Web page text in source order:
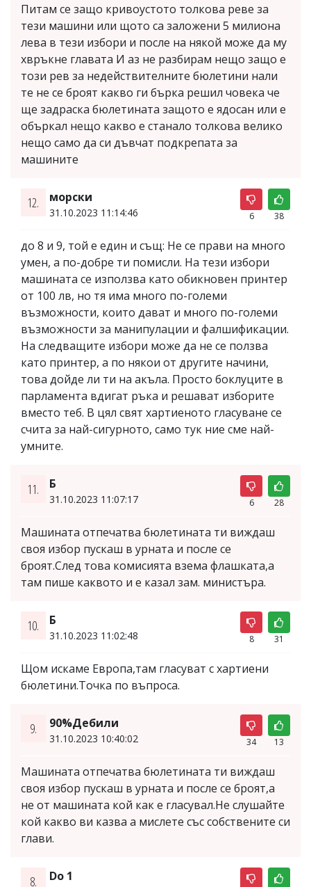
Питам се защо кривоустото толкова реве за
тези машини или щото са заложени 5 милиона
лева в тези избори и после на някой може да му
хвръкне главата И аз не разбирам нещо защо е
този рев за недействителните бюлетини нали
те не се броят какво ги бърка решил човека че
ще задраска бюлетината защото е ядосан или е
объркал нещо какво е станало толкова велико
нещо само да си дъвчат подкрепата за
машините
12. морски
31.10.2023 11:14:46 6 38
до 8 и 9, той е един и същ: Не се прави на много
умен, а по-добре ти помисли. На тези избори
машината се използва като обикновен принтер
от 100 лв, но тя има много по-големи
възможности, които дават и много по-големи
възможности за манипулации и фалшификации.
На следващите избори може да не се ползва
като принтер, а по някои от другите начини,
това дойде ли ти на акъла. Просто боклуците в
парламента вдигат ръка и решават изборите
вместо теб. В цял свят хартиеното гласуване се
счита за най-сигурното, само тук ние сме най-
умните.
11. Б
31.10.2023 11:07:17 6 28
Машината отпечатва бюлетината ти виждаш
своя избор пускаш в урната и после се
броят.След това комисията взема флашката,а
там пише каквото и е казал зам. министъра.
10. Б
31.10.2023 11:02:48 8 31
Щом искаме Европа,там гласуват с хартиени
бюлетини.Точка по въпроса.
9. 90%Дебили
31.10.2023 10:40:02 34 13
Машината отпечатва бюлетината ти виждаш
своя избор пускаш в урната и после се броят,а
не от машината кой как е гласувал.Не слушайте
кой какво ви казва а мислете със собствените си
глави.
8. Do 1